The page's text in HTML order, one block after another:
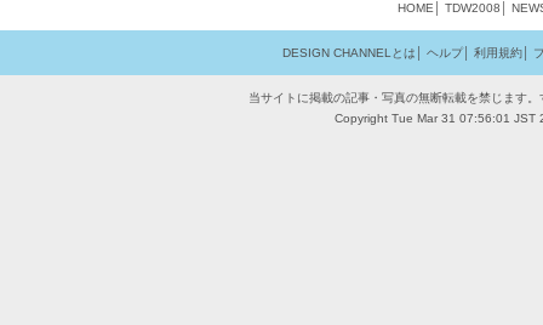
HOME
TDW2008
DESIGN CHANNELとは ヘルプ│ 利用規約│
当サイトに掲載の記事・写真の無断転載を禁じます
Copyright Tue Mar 31 07:56:01 JST